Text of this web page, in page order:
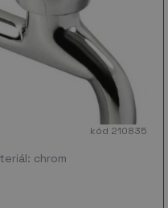
kód 210835
chrom